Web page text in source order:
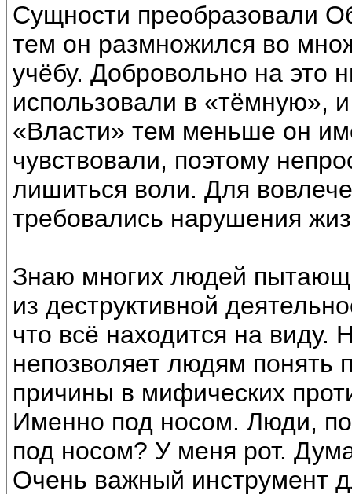
Сущности преобразовали
тем он размножился во
учёбу. Добровольно на это
использовали в «тёмную»,
«Власти» тем меньше он
чувствовали, поэтому
лишиться воли. Для
требовались нарушения
Знаю многих людей
из деструктивной
что всё находится на виду.
непозволяет людям
причины в мифических
Именно под носом. Люди,
под носом? У меня рот.
Очень важный инструмент